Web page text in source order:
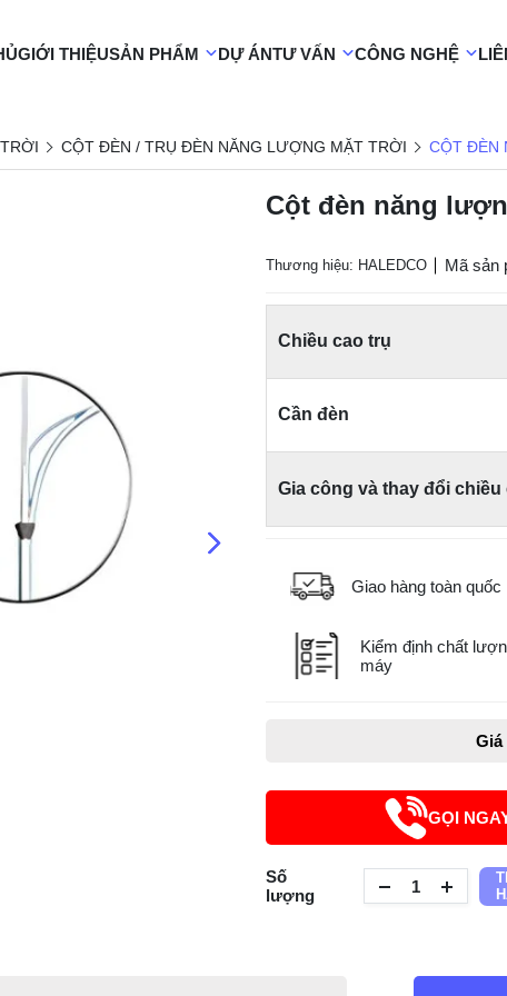
GIỚI THIỆUSẢN PHẨM DỰ ÁNTƯ VẤN CÔNG NGHỆ
CỘT ĐÈN / TRỤ ĐÈN NĂNG LƯỢNG MẶT TRỜI CỘT ĐÈN
Cột đèn năng
Thương hiệu: HALEDCO Mã sản
Chiều cao trụ
Cần đèn
Gia công và thay đổi chiều
Giao hàng toàn quốc
Kiểm định chất
máy
Giá
GỌI
Số
lượng